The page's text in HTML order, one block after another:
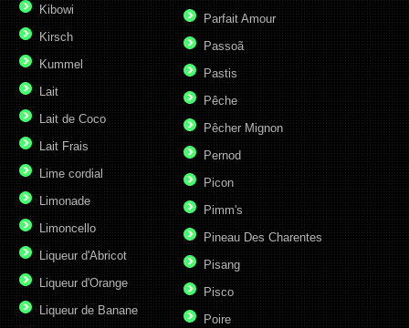
Kibowi
Kirsch
Kummel
Lait
Lait de Coco
Lait Frais
Lime cordial
Limonade
Limoncello
Liqueur d'Abricot
Liqueur d'Orange
Liqueur de Banane
Parfait Amour
Passoã
Pastis
Pêche
Pêcher Mignon
Pernod
Picon
Pimm's
Pineau Des Charentes
Pisang
Pisco
Poire